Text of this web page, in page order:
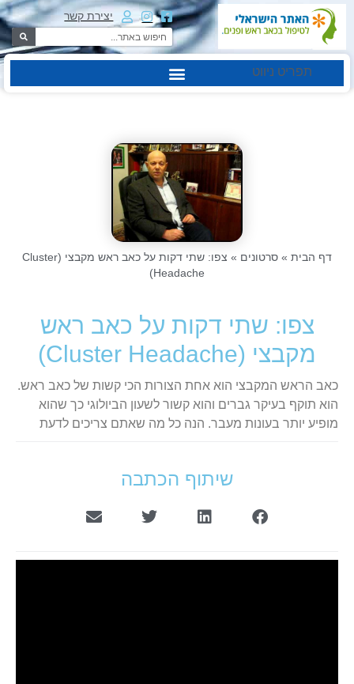
יצירת קשר
תפריט ניווט
דף הבית » סרטונים »
צפו: שתי דקות על כאב ראש מקבצי (Cluster
Headache)
צפו: שתי דקות על כאב ראש
מקבצי (Cluster Headache)
כאב הראש המקבצי הוא אחת הצורות הכי קשות של כאב ראש.
הוא תוקף בעיקר גברים והוא קשור לשעון הביולוגי כך שהוא
מופיע יותר בעונות מעבר. הנה כל מה שאתם צריכים לדעת
שיתוף הכתבה